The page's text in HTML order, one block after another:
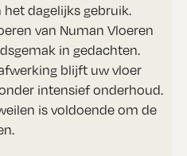
dagelijks gebruik.
van Numan Vloeren
in gedachten.
blijft uw vloer
intensief onderhoud.
is voldoende om de